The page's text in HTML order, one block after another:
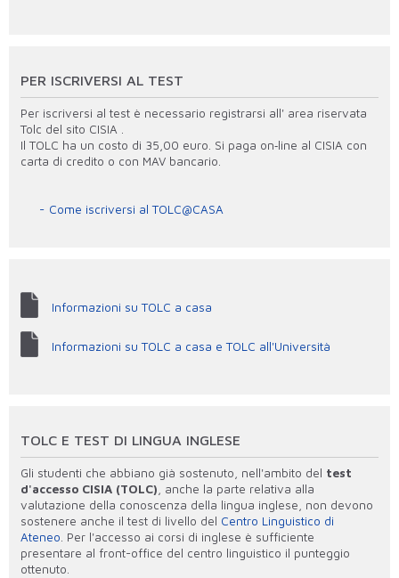
PER ISCRIVERSI AL TEST
Per iscriversi al test è necessario registrarsi all' area riservata
Tolc del sito CISIA .
Il TOLC ha un costo di 35,00 euro. Si paga on‐line al CISIA con
carta di credito o con MAV bancario.
Come iscriversi al TOLC@CASA
Informazioni su TOLC a casa
Informazioni su TOLC a casa e TOLC all'Università
TOLC E TEST DI LINGUA INGLESE
Gli studenti che abbiano già sostenuto, nell'ambito del test
d'accesso CISIA (TOLC), anche la parte relativa alla
valutazione della conoscenza della lingua inglese, non devono
sostenere anche il test di livello del Centro Linguistico di
Ateneo. Per l'accesso ai corsi di inglese è sufficiente
presentare al front-office del centro linguistico il punteggio
ottenuto.